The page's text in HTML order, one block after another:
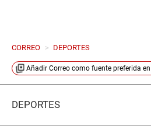
CORREO > DEPORTES
Añadir Correo como fuente preferida en
DEPORTES